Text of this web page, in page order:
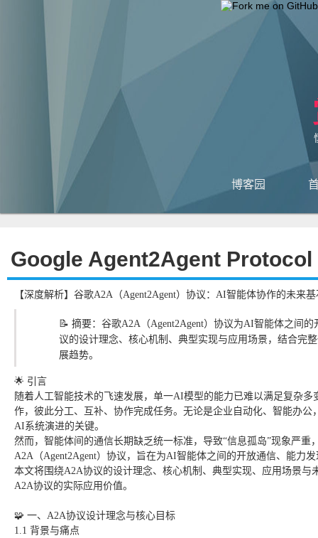
博客园
Google Agent2Agent Protocol
【深度解析】谷歌A2A（Agent2Agent）协议：AI智能体协作的未来基
📝 摘要：谷歌A2A（Agent2Agent）协议为AI智能体之间
议的设计理念、核心机制、典型实现与应用场景，结合完
展趋势。
🌟 引言
随着人工智能技术的飞速发展，单一AI模型的能力已难以满足复杂
作，彼此分工、互补、协作完成任务。无论是企业自动化、智能办
AI系统演进的关键。
然而，智能体间的通信长期缺乏统一标准，导致“信息孤岛”现象严
A2A（Agent2Agent）协议，旨在为AI智能体之间的开放通信、能力
本文将围绕A2A协议的设计理念、核心机制、典型实现、应用场景
A2A协议的实际应用价值。
🧩 一、A2A协议设计理念与核心目标
1.1 背景与痛点